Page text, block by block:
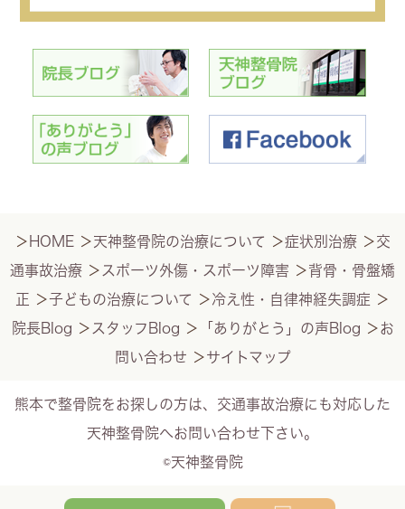
＞ HOME ＞天神整骨院の治療について ＞症状別治療 ＞交
通事故治療 ＞ スポーツ外傷・スポーツ障害 ＞背骨・骨盤矯
正
＞子どもの治療について ＞冷え性・自律神経失調症 ＞
院長Blog ＞ スタッフBlog ＞ 「ありがとう」の声Blog ＞お
問い合わせ ＞サイトマップ
熊本で整骨院をお探しの方は、交通事故治療にも対応した
天神整骨院へお問い合わせ下さい。
©天神整骨院